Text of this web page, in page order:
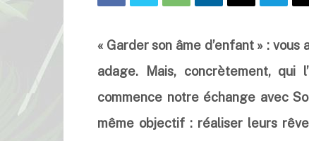
« Garder son âme d’enfant » :
adage. Mais, concrètement, qui
commence notre échange avec
même objectif : réaliser leurs